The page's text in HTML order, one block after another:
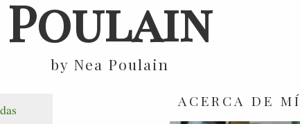
Poulain
by Nea Poulain
ACERCA DE MÍ